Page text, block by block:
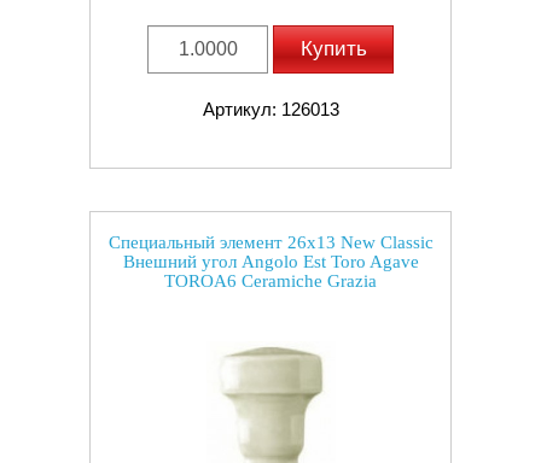
Купить
Артикул: 126013
Специальный элемент 26x13 New Classic
Внешний угол Angolo Est Toro Agave
TOROA6 Ceramiche Grazia